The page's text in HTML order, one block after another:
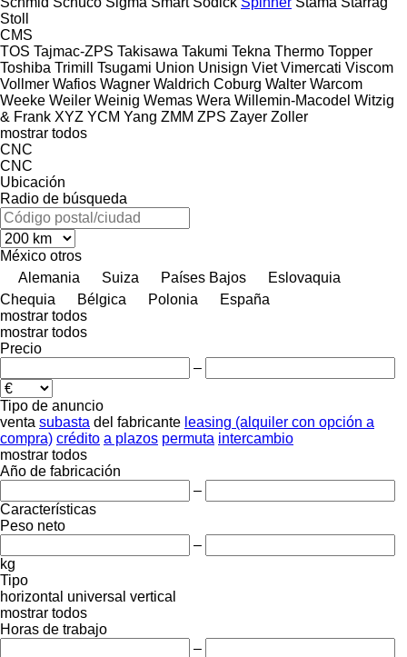
Stoll
CMS
TOS Tajmac-ZPS Takisawa Takumi Tekna Thermo Topper
Toshiba Trimill Tsugami Union Unisign Viet Vimercati Viscom
Vollmer Wafios Wagner Waldrich Coburg Walter Warcom
Weeke Weiler Weinig Wemas Wera Willemin-Macodel Witzig
& Frank XYZ YCM Yang ZMM ZPS Zayer Zoller
mostrar todos
CNC
CNC
Ubicación
Radio de búsqueda
México otros
Alemania
Suiza Países Bajos
Eslovaquia
Chequia
Bélgica Polonia
España
mostrar todos
mostrar todos
Precio
–
Tipo de anuncio
venta subasta del fabricante leasing (alquiler con opción a
compra) crédito a plazos permuta intercambio
mostrar todos
Año de fabricación
–
Características
Peso neto
–
kg
Tipo
horizontal universal vertical
mostrar todos
Horas de trabajo
–